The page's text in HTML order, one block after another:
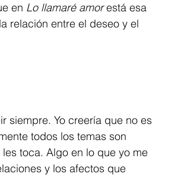
en Lo llamaré amor está esa
relación entre el deseo y el
siempre. Yo creería que no es
todos los temas son
toca. Algo en lo que yo me
y los afectos que